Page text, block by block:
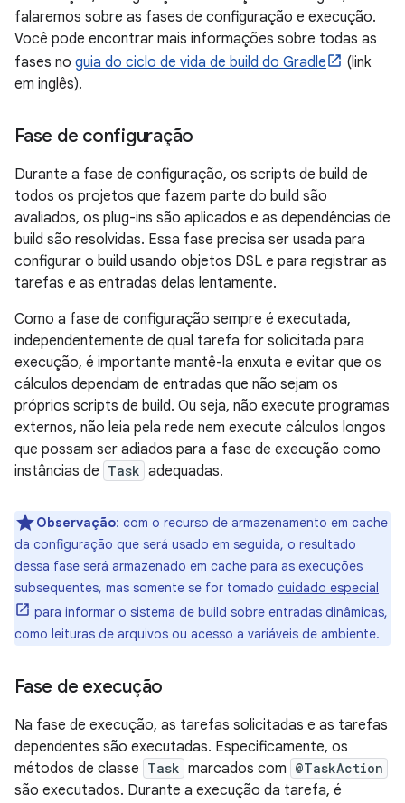
falaremos sobre as fases de configuração e execução.
Você pode encontrar mais informações sobre todas as
fases no guia do ciclo de vida de build do Gradle
(link
em inglês).
Fase de configuração
Durante a fase de configuração, os scripts de build de
todos os projetos que fazem parte do build são
avaliados, os plug-ins são aplicados e as dependências de
build são resolvidas. Essa fase precisa ser usada para
configurar o build usando objetos DSL e para registrar as
tarefas e as entradas delas lentamente.
Como a fase de configuração sempre é executada,
independentemente de qual tarefa for solicitada para
execução, é importante mantê-la enxuta e evitar que os
cálculos dependam de entradas que não sejam os
próprios scripts de build. Ou seja, não execute programas
externos, não leia pela rede nem execute cálculos longos
que possam ser adiados para a fase de execução como
instâncias de Task adequadas.
Observação: com o recurso de armazenamento em cache
da configuração que será usado em seguida, o resultado
dessa fase será armazenado em cache para as execuções
subsequentes, mas somente se for tomado cuidado especial
para informar o sistema de build sobre entradas dinâmicas,
como leituras de arquivos ou acesso a variáveis de ambiente.
Fase de execução
Na fase de execução, as tarefas solicitadas e as tarefas
dependentes são executadas. Especificamente, os
métodos de classe Task marcados com @TaskAction
são executados. Durante a execução da tarefa, é